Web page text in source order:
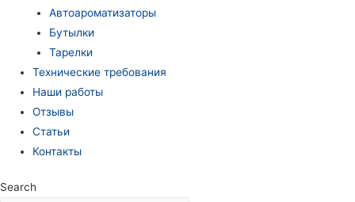
Автоароматизаторы
Бутылки
Тарелки
Технические требования
Наши работы
Отзывы
Статьи
Контакты
Search